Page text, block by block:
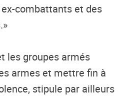
combattants et des
les groupes armés
armes et mettre fin à
stipule par ailleurs